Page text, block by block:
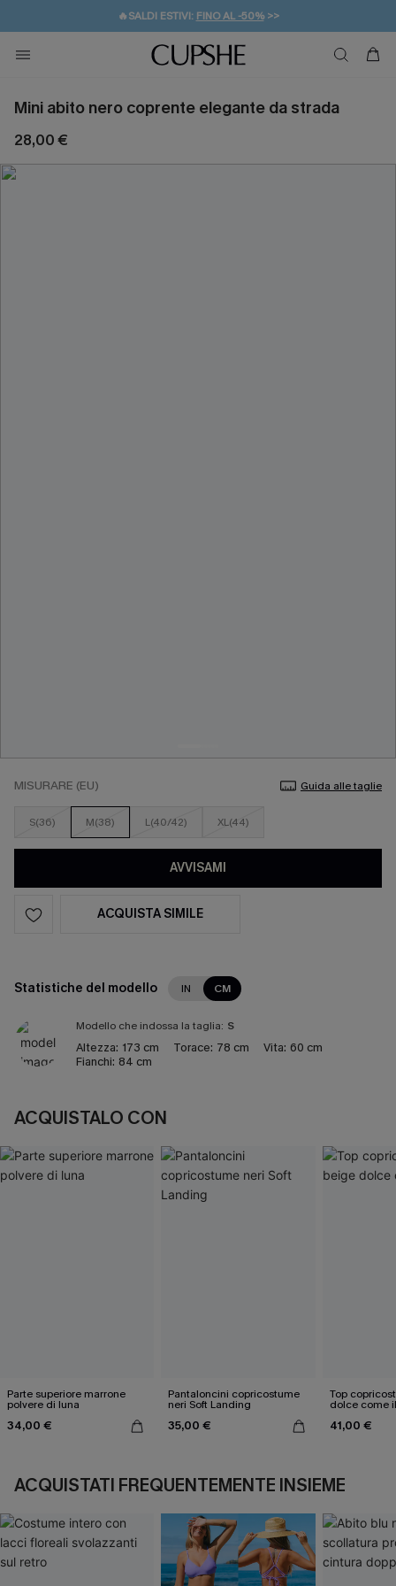
🔥SALDI ESTIVI: FINO AL -50%>>
🚚SPEDIZIONE GRATUITA DA 49€
💌REGALO PER I NUOVI: 20% DI SCONTO*
Mini abito nero coprente elegante da strada
28,00 €
MISURARE (EU) Guida alle taglie
S(36) M(38) L(40/42) XL(44)
AVVISAMI
ACQUISTA SIMILE
Statistiche del modello IN CM
Modello che indossa la taglia: S
Altezza: 173 cm Torace: 78 cm Vita: 60 cm
Fianchi: 84 cm
ACQUISTALO CON
Parte superiore marrone
polvere di luna
34,00 €
Pantaloncini copricostume
neri Soft Landing
35,00 €
Top
dolce come
41,00 €
ACQUISTATI FREQUENTEMENTE INSIEME